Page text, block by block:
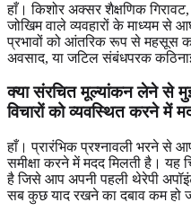
हाँ। किशोर अक्सर शैक्षणिक
जोखिम वाले व्यवहारों के माध्यम से
प्रभावों को आंतरिक रूप से महसूस
अवसाद, या जटिल संबंधपरक
क्या संरचित मूल्यांकन लेने से
विचारों को व्यवस्थित करने में
हाँ। प्रारंभिक प्रश्नावली भरने से
समीक्षा करने में मदद मिलती है।
है जिसे आप अपनी पहली थेरेपी
सब कुछ याद रखने का दबाव कम हो